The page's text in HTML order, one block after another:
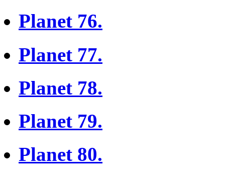
Planet 76.
Planet 77.
Planet 78.
Planet 79.
Planet 80.